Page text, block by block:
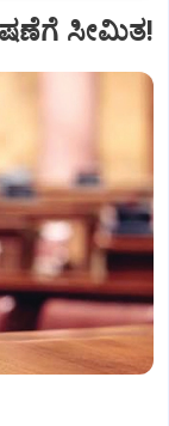
ಸೀಮಿತ!